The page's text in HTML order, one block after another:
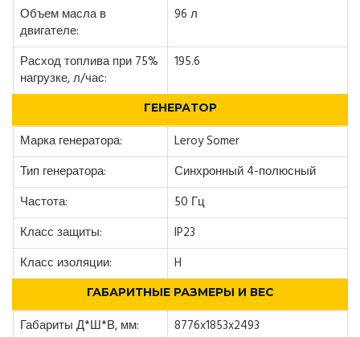
Объем масла в
двигателе:
96 л
Расход топлива при 75%
нагрузке, л/час:
195.6
ГЕНЕРАТОР
Марка генератора:
Leroy Somer
Тип генератора:
Синхронный 4-полюсный
Частота:
50 Гц
Класс защиты:
IP23
Класс изоляции:
H
ГАБАРИТНЫЕ РАЗМЕРЫ И ВЕС
Габариты Д*Ш*В, мм:
8776x1853x2493